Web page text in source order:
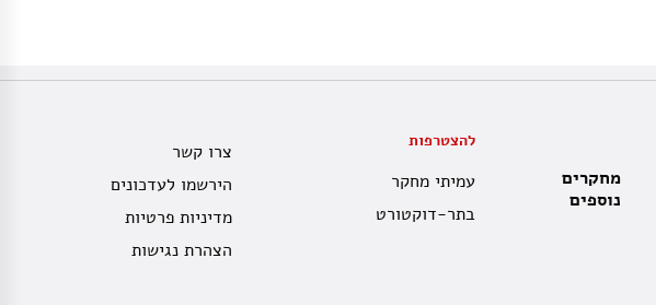
מחקרים
נוספים
להצטרפות
עמיתי מחקר
בתר-דוקטורט
צרו קשר
הירשמו לעדכונים
מדיניות פרטיות
הצהרת נגישות